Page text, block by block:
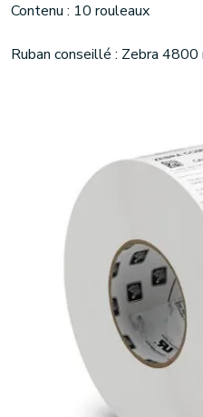
Contenu : 10 rouleaux
Ruban conseillé : Zebra